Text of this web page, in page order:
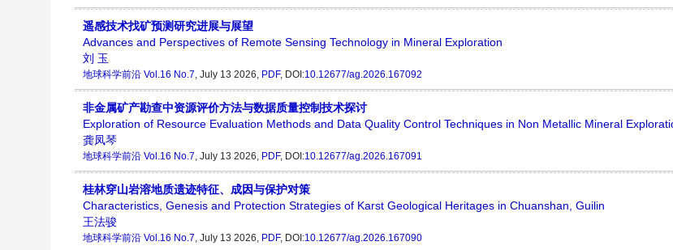
遥感技术找矿预测研究进展与展望
Advances and Perspectives of Remote Sensing Technology in Mineral Exploration
刘 玉
地球科学前沿 Vol.16 No.7, July 13 2026, PDF, DOI:10.12677/ag.2026.167092
非金属矿产勘查中资源评价方法与数据质量控制技术探讨
Exploration of Resource Evaluation Methods and Data Quality Control Techniques in Non Metallic Mineral
龚凤琴
地球科学前沿 Vol.16 No.7, July 13 2026, PDF, DOI:10.12677/ag.2026.167091
桂林穿山岩溶地质遗迹特征、成因与保护对策
Characteristics, Genesis and Protection Strategies of Karst Geological Heritages in Chuanshan, Guilin
王法骏
地球科学前沿 Vol.16 No.7, July 13 2026, PDF, DOI:10.12677/ag.2026.167090